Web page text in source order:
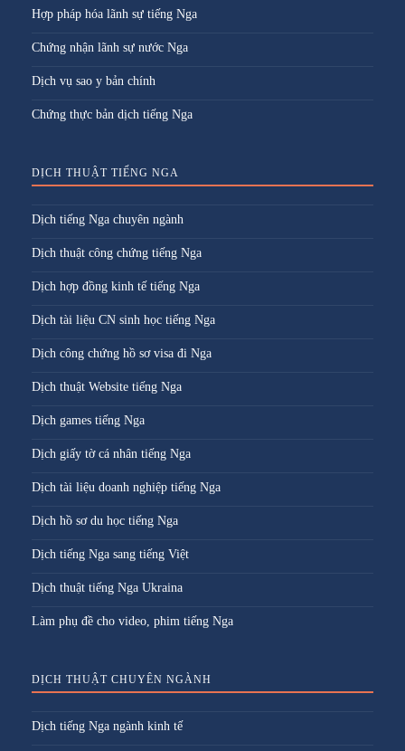
Hợp pháp hóa lãnh sự tiếng Nga
Chứng nhận lãnh sự nước Nga
Dịch vụ sao y bản chính
Chứng thực bản dịch tiếng Nga
DỊCH THUẬT TIẾNG NGA
Dịch tiếng Nga chuyên ngành
Dịch thuật công chứng tiếng Nga
Dịch hợp đồng kinh tế tiếng Nga
Dịch tài liệu CN sinh học tiếng Nga
Dịch công chứng hồ sơ visa đi Nga
Dịch thuật Website tiếng Nga
Dịch games tiếng Nga
Dịch giấy tờ cá nhân tiếng Nga
Dịch tài liệu doanh nghiệp tiếng Nga
Dịch hồ sơ du học tiếng Nga
Dịch tiếng Nga sang tiếng Việt
Dịch thuật tiếng Nga Ukraina
Làm phụ đề cho video, phim tiếng Nga
DỊCH THUẬT CHUYÊN NGÀNH
Dịch tiếng Nga ngành kinh tế